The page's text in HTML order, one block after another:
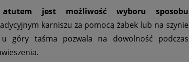
jest możliwość wyboru sposobu
karniszu za pomocą żabek lub na szynie
u góry taśma pozwala na dowolność podczas